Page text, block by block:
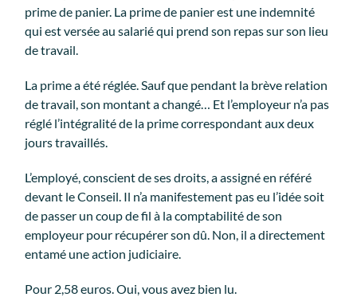
prime de panier. La prime de panier est une indemnité
qui est versée au salarié qui prend son repas sur son lieu
de travail.
La prime a été réglée. Sauf que pendant la brève relation
de travail, son montant a changé… Et l’employeur n’a pas
réglé l’intégralité de la prime correspondant aux deux
jours travaillés.
L’employé, conscient de ses droits, a assigné en référé
devant le Conseil. Il n’a manifestement pas eu l’idée soit
de passer un coup de fil à la comptabilité de son
employeur pour récupérer son dû. Non, il a directement
entamé une action judiciaire.
Pour 2,58 euros. Oui, vous avez bien lu.